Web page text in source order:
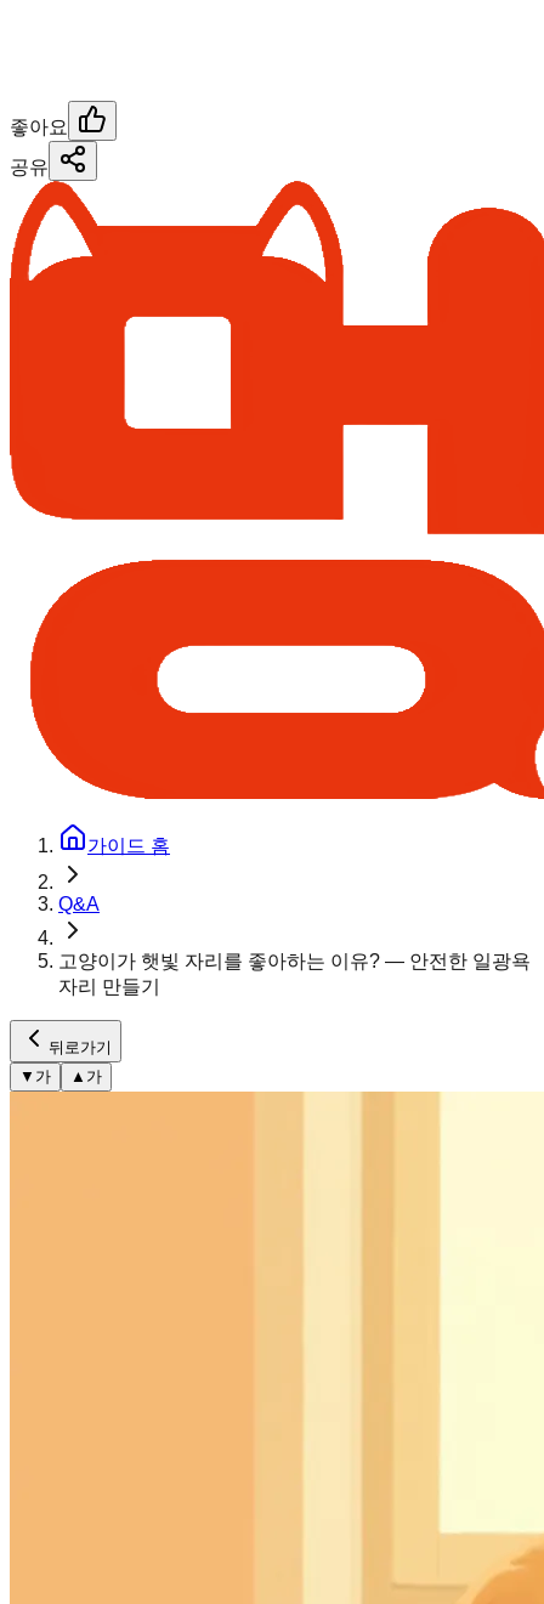
좋아요
공유
가이드 홈
Q&A
고양이가 햇빛 자리를 좋아하는 이유? — 안전한 일광욕
자리 만들기
뒤로가기
▼ 가 ▲ 가